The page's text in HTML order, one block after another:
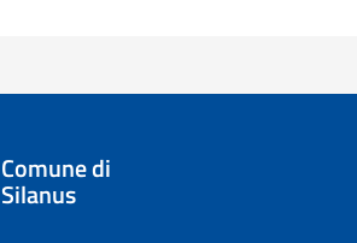
Comune di
Silanus